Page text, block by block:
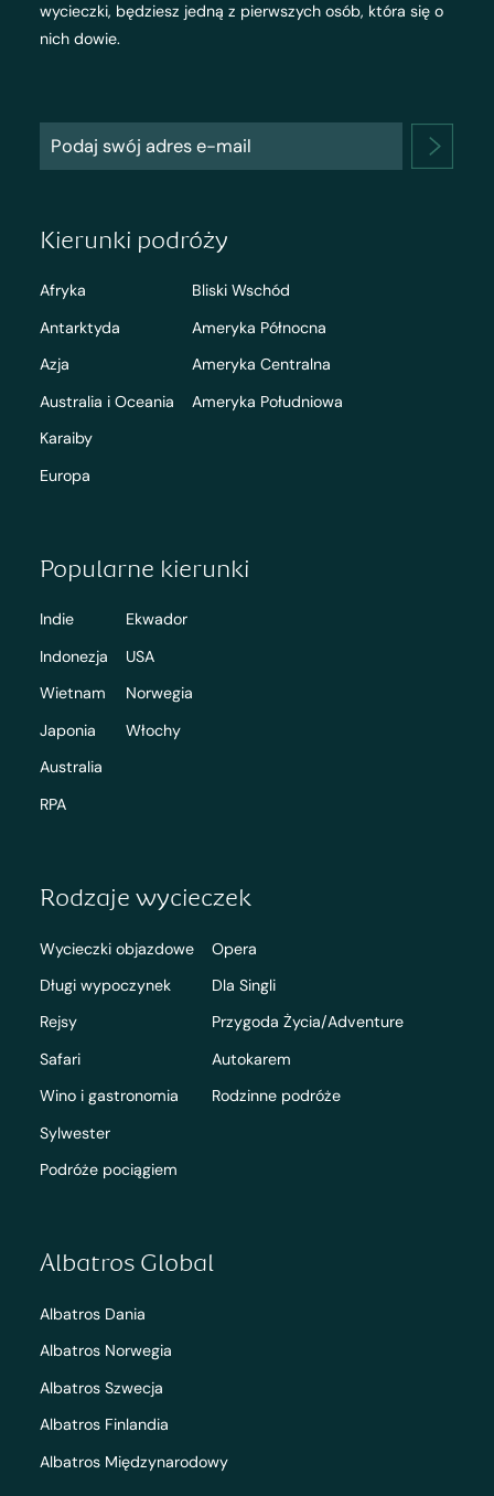
wycieczki, będziesz jedną z pierwszych osób, która się o
nich dowie.
Kierunki podróży
Afryka
Antarktyda
Azja
Australia i Oceania
Karaiby
Europa
Bliski Wschód
Ameryka Północna
Ameryka Centralna
Ameryka Południowa
Popularne kierunki
Indie
Indonezja
Wietnam
Japonia
Australia
RPA
Ekwador
USA
Norwegia
Włochy
Rodzaje wycieczek
Wycieczki objazdowe
Długi wypoczynek
Rejsy
Safari
Wino i gastronomia
Sylwester
Podróże pociągiem
Opera
Dla Singli
Przygoda Życia/Adventure
Autokarem
Rodzinne podróże
Albatros Global
Albatros Dania
Albatros Norwegia
Albatros Szwecja
Albatros Finlandia
Albatros Międzynarodowy